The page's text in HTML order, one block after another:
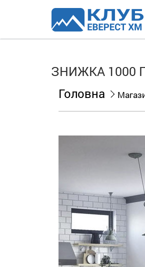
ЗНИЖКА 1000
Головна